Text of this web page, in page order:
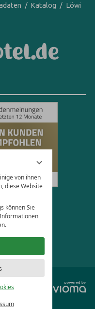
von ihnen
diese Website
können Sie
Katalog
Löwi